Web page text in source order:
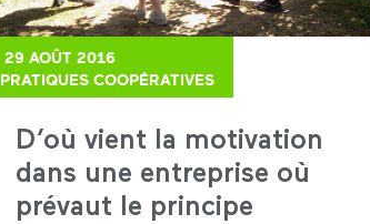
PRATIQUES COOPÉRATIVES
D’où vient la motivation
dans une entreprise où
prévaut le principe
29 AOÛT 2016